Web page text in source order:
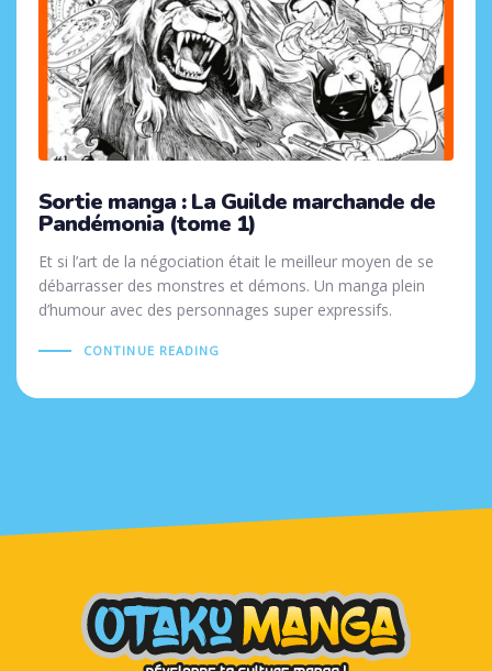
Sortie manga : La Guilde marchande de
Pandémonia (tome 1)
Et si l’art de la négociation était le meilleur moyen de se
débarrasser des monstres et démons. Un manga plein
d’humour avec des personnages super expressifs.
CONTINUE READING